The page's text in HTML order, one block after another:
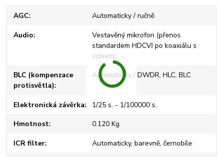
AGC Automaticky / ručně
Audio
Vestavěný mikrofon (přenos
standardem HDCVI po koaxiálu s
videem)
BLC (kompenzace
protisvětla)
Automaticky / DWDR, HLC, BLC
Elektronická závěrka 1/25 s. - 1/100000 s.
Hmotnost 0.120 Kg
ICR filter Automaticky, barevně, černobíle